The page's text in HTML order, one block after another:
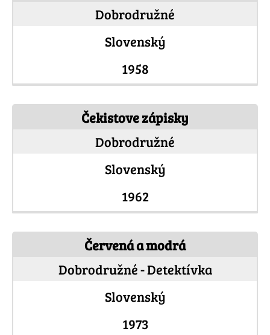
Dobrodružné
Slovenský
1958
Čekistove zápisky
Dobrodružné
Slovenský
1962
Červená a modrá
Dobrodružné - Detektívka
Slovenský
1973